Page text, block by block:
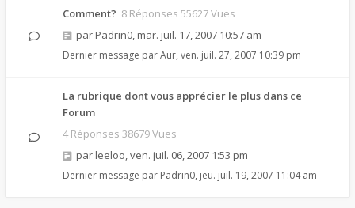
Comment? 8 Réponses 55627 Vues
par Padrin0, mar. juil. 17, 2007 10:57 am
Dernier message parAur, ven. juil. 27, 2007 10:39 pm
La rubrique dont vous apprécier le plus dans ce
Forum
4 Réponses 38679 Vues
par leeloo,ven. juil. 06, 2007 1:53 pm
Dernier message par Padrin0, jeu. juil. 19, 2007 11:04 am